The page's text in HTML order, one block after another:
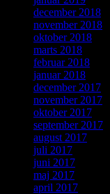
december 2018
november 2018
oktober 2018
marts 2018
februar 2018
januar 2018
december 2017
november 2017
oktober 2017
september 2017
august 2017
juli 2017
juni 2017
maj 2017
april 2017